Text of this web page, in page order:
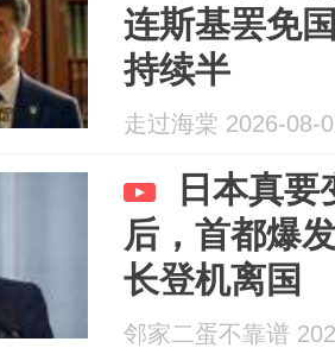
连斯基罢免
持续半
走过海棠 2026-08-
日本真
后，首都爆
长登机离国
邻家二蛋不靠谱